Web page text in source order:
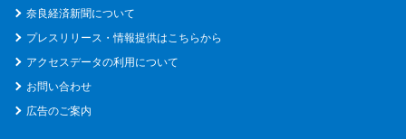
奈良経済新聞について
プレスリリース・情報提供はこちらから
アクセスデータの利用について
お問い合わせ
広告のご案内